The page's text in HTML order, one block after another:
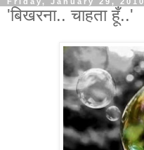
'बिखरना.. चाहता हूँ..'